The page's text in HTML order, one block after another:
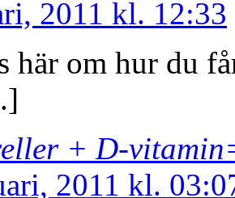
2011 kl. 12:33
här om hur du
+ D-
2011 kl.